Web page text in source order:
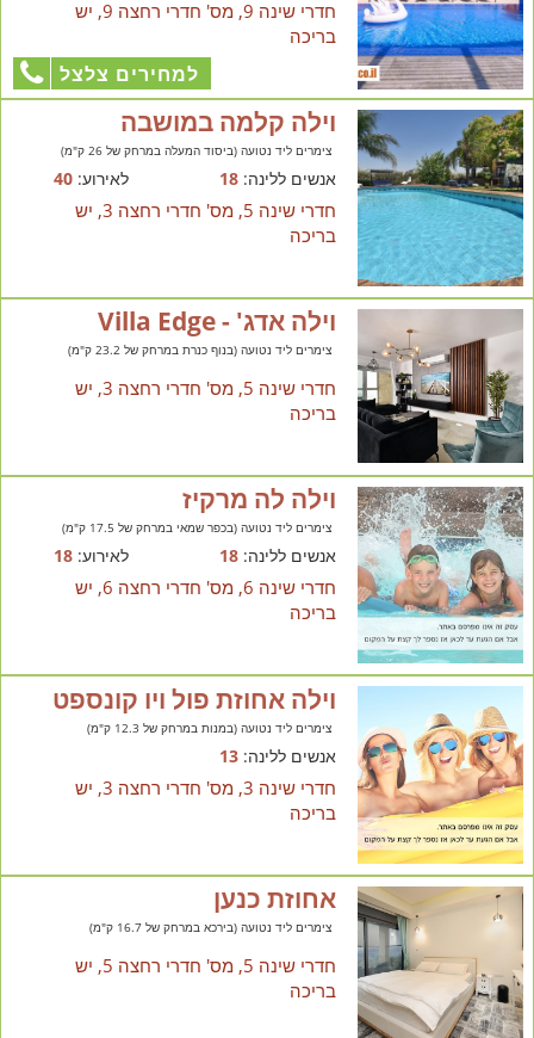
חדרי שינה 9, מס' חדרי רחצה 9, יש
בריכה
למחירים צלצל
וילה קלמה במושבה
צימרים ליד נטועה (ביסוד המעלה במרחק של 26 ק"מ)
אנשים ללינה:18 לאירוע:40
חדרי שינה 5, מס' חדרי רחצה 3, יש
בריכה
וילה אדג' - Villa Edge
צימרים ליד נטועה (בנוף כנרת במרחק של 23.2 ק"מ)
חדרי שינה 5, מס' חדרי רחצה 3, יש
בריכה
וילה לה מרקיז
צימרים ליד נטועה (בכפר שמאי במרחק של 17.5 ק"מ)
אנשים ללינה:18 לאירוע:18
חדרי שינה 6, מס' חדרי רחצה 6, יש
בריכה
וילה אחוזת פול ויו קונספט
צימרים ליד נטועה (במנות במרחק של 12.3 ק"מ)
אנשים ללינה:13
חדרי שינה 3, מס' חדרי רחצה 3, יש
בריכה
אחוזת כנען
צימרים ליד נטועה (בירכא במרחק של 16.7 ק"מ)
חדרי שינה 5, מס' חדרי רחצה 5, יש
בריכה